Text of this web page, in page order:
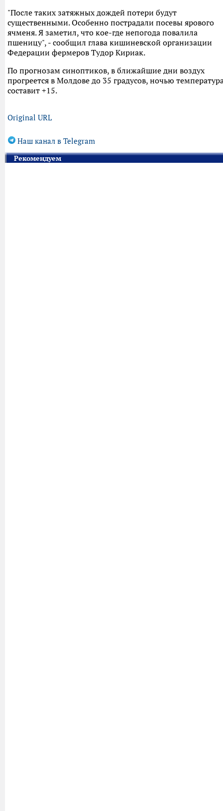
"После таких затяжных дождей потери будут
существенными. Особенно пострадали посевы ярового
ячменя. Я заметил, что кое-где непогода повалила
пшеницу", - сообщил глава кишиневской организации
Федерации фермеров Тудор Кириак.
По прогнозам синоптиков, в ближайшие дни воздух
прогреется в Молдове до 35 градусов, ночью
составит +15.
Original URL
Наш канал в Telegram
Рекомендуем